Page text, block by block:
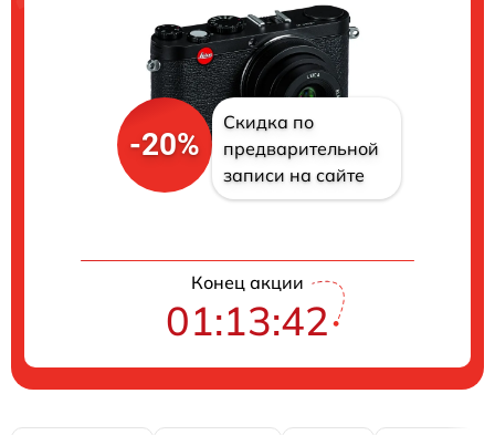
-20%
Скидка по
предварительной
записи на сайте
Конец акции
01:13:41